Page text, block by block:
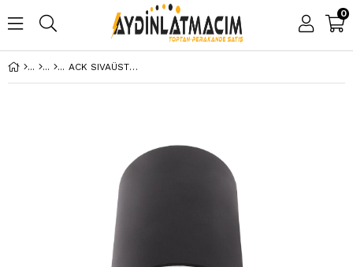
0
ACK SIVAÜSTÜ DEKORATİF ARMATÜR Ø80MMX110MM PARLAK ALTIN REFLEKTÖR SİYAH KASA AH12-08561